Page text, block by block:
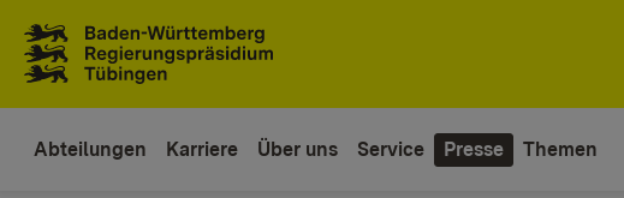
Abteilungen Karriere Über uns Service Presse Themen